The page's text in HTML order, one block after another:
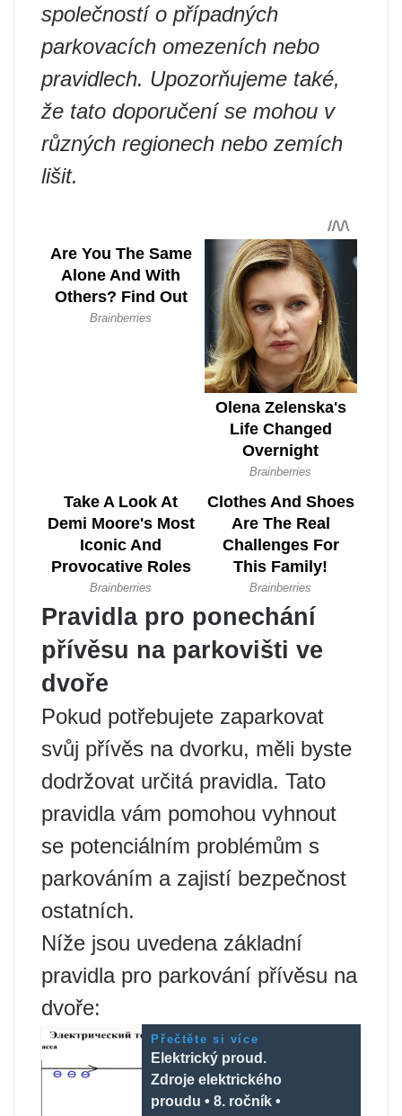
společností o případných
parkovacích omezeních nebo
pravidlech. Upozorňujeme také,
že tato doporučení se mohou v
různých regionech nebo zemích
lišit.
Pravidla pro ponechání
přívěsu na parkovišti ve
dvoře
Pokud potřebujete zaparkovat
svůj přívěs na dvorku, měli byste
dodržovat určitá pravidla. Tato
pravidla vám pomohou vyhnout
se potenciálním problémům s
parkováním a zajistí bezpečnost
ostatních.
Níže jsou uvedena základní
pravidla pro parkování přívěsu na
dvoře:
Přečtěte si více
Elektrický proud.
Zdroje elektrického
proudu • 8. ročník •